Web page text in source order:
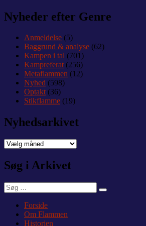
Nyheder efter Genre
Anmeldelse (5)
Baggrund & analyse (62)
Kampen i tal (701)
Kampreferat(256)
Metaflammen (12)
Nyhed (598)
Optakt(36)
Stikflamme (19)
Nyhedsarkivet
Nyhedsarkivet
Søg i Arkivet
Søg
efter:
Søg
Forside
Om Flammen
Historien